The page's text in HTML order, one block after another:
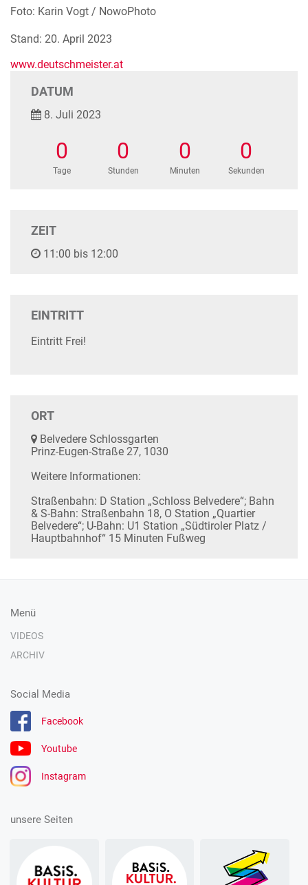
Foto: Karin Vogt / NowoPhoto
Stand: 20. April 2023
www.deutschmeister.at
DATUM
8. Juli 2023
0
Tage
0
Stunden
0
Minuten
0
Sekunden
ZEIT
11:00 bis 12:00
EINTRITT
Eintritt Frei!
ORT
Belvedere Schlossgarten
Prinz-Eugen-Straße 27, 1030
Weitere Informationen:
Straßenbahn: D Station „Schloss Belvedere“; Bahn
& S-Bahn: Straßenbahn 18, O Station „Quartier
Belvedere“; U-Bahn: U1 Station „Südtiroler Platz /
Hauptbahnhof“ 15 Minuten Fußweg
Menü
VIDEOS
ARCHIV
Social Media
Facebook
Youtube
Instagram
unsere Seiten